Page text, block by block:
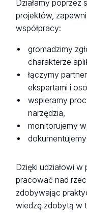
Działamy poprzez
projektów,
współpracy:
gromadzimy
charakterze
łączymy
ekspertami i
wspieramy
narzędzia,
monitorujemy
Dzięki udziałowi
pracować nad
zdobywając
wiedzę zdobytą w